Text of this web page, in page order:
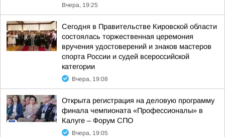
Вчера, 19:25
Сегодня в Правительстве Кировской области
состоялась торжественная церемония
вручения удостоверений и знаков мастеров
спорта России и судей всероссийской
категории
Вчера, 19:08
Открыта регистрация на деловую программу
финала чемпионата «Профессионалы» в
Калуге – Форум СПО
Вчера, 19:05